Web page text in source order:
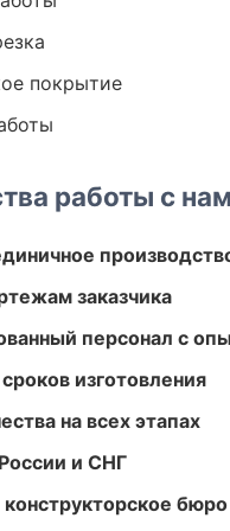
покрытие
работы с
заказчика
персонал с
изготовления
на всех этапах
и СНГ
бюро